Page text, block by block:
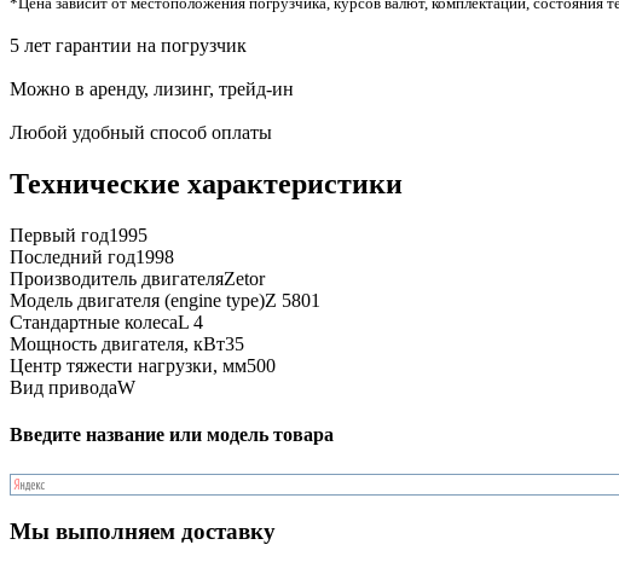
5 лет гарантии на погрузчик
Можно в аренду, лизинг, трейд-ин
Любой удобный способ оплаты
Технические характеристики
Первый год1995
Последний год1998
Производитель двигателяZetor
Модель двигателя (engine type)Z 5801
Стандартные колесаL 4
Мощность двигателя, кВт35
Центр тяжести нагрузки, мм500
Вид приводаW
Введите название или модель товара
Мы выполняем доставку